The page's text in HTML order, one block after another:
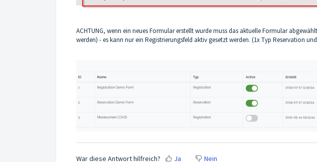
ACHTUNG, wenn ein neues Formular erstellt wurde muss das aktuelle Formular
werden) - es kann nur ein Registrierungsfeld aktiv gesetzt werden. (1x Typ Reservation
War diese Antwort hilfreich? Ja Nein